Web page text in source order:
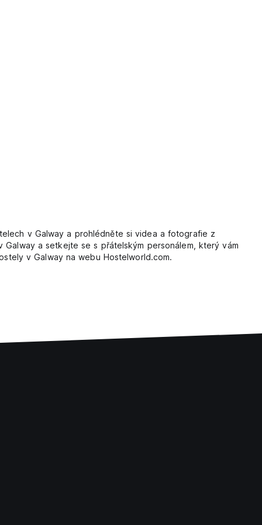
v Galway a prohlédněte si videa a fotografie z
Galway a setkejte se s přátelským personálem, který vám
v Galway na webu Hostelworld.com.